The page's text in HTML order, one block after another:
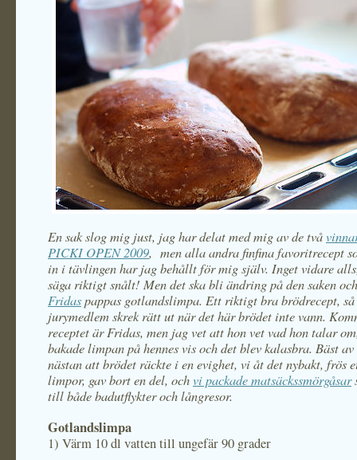
En sak slog mig just, jag har delat med mig av de två
PICKI OPEN2009, men alla andra finfina favoritrecept
in i tävlingen har jag behållt för mig själv. Inget vidare
säga riktigt snålt! Men det ska bli ändring på den saken
Fridaspappas gotlandslimpa. Ett riktigt bra brödrecept,
jurymedlem skrek rätt ut när det här brödet inte vann.
receptet är Fridas, men jag vet att hon vet vad hon talar
bakade limpan på hennes vis och det blev kalasbra. Bäst
nästan att brödet räckte i en evighet, vi åt det nybakt, frös
limpor, gav bort en del, ochvi packade matsäckssmörgåsar
till både badutflykter och långresor.
Gotlandslimpa
1) Värm 10 dl vatten till ungefär 90 grader